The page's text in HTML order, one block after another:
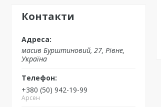
Контакти
масив Бурштиновий, 27, Рівне,
Україна
+380 (50) 942-19-99
Арсен